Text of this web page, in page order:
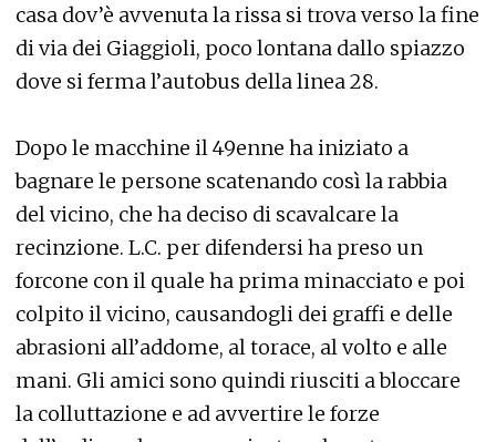
casa dov’è avvenuta la rissa si trova verso la fine
di via dei Giaggioli, poco lontana dallo spiazzo
dove si ferma l’autobus della linea 28.
Dopo le macchine il 49enne ha iniziato a
bagnare le persone scatenando così la rabbia
del vicino, che ha deciso di scavalcare la
recinzione. L.C. per difendersi ha preso un
forcone con il quale ha prima minacciato e poi
colpito il vicino, causandogli dei graffi e delle
abrasioni all’addome, al torace, al volto e alle
mani. Gli amici sono quindi riusciti a bloccare
la colluttazione e ad avvertire le forze